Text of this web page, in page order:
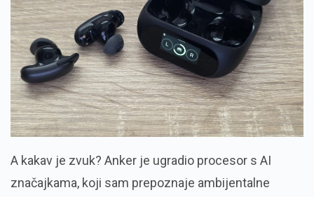
A kakav je zvuk? Anker je ugradio procesor s AI
značajkama, koji sam prepoznaje ambijentalne